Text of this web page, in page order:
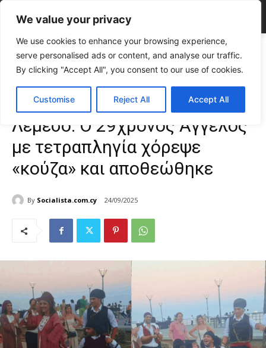
We value your privacy
We use cookies to enhance your browsing experience,
serve personalised ads or content, and analyse our traffic.
By clicking "Accept All", you consent to our use of cookies.
Customise Reject All Accept All
Home TOP NEWS
Συγκλονιστική στιγμή στη Λεμεσό: Ο 29χρονος
Άγγελος με τετραπληγία χόρεψε «κούζα» και...
Συγκλονιστική στιγμή στη
Λεμεσό: Ο 29χρονος Άγγελος
με τετραπληγία χόρεψε
«κούζα» και αποθεώθηκε
By Socialista.com.cy 24/09/2025